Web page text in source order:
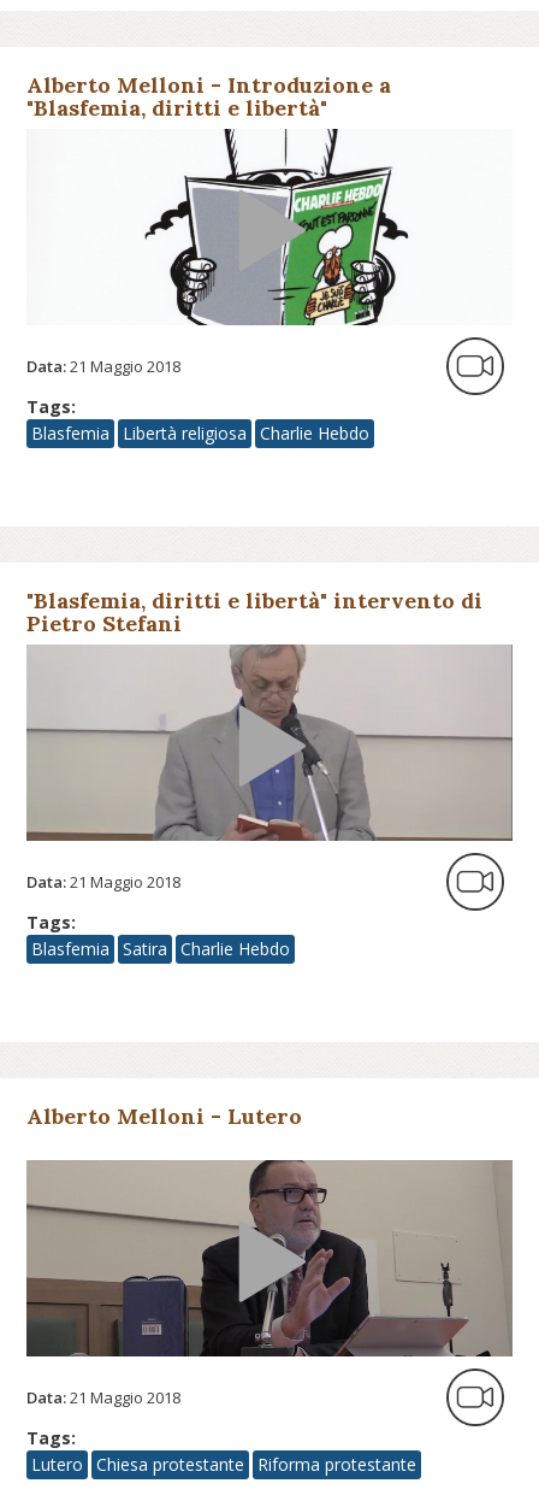
Alberto Melloni - Introduzione a
"Blasfemia, diritti e libertà"
Data:21 Maggio 2018
Tags:
Blasfemia
Libertà religiosa Charlie Hebdo
"Blasfemia, diritti e libertà" intervento di
Pietro Stefani
Data:21 Maggio 2018
Tags:
Blasfemia
Satira Charlie Hebdo
Alberto Melloni - Lutero
Data:21 Maggio 2018
Tags:
Lutero
Chiesa protestante Riforma protestante